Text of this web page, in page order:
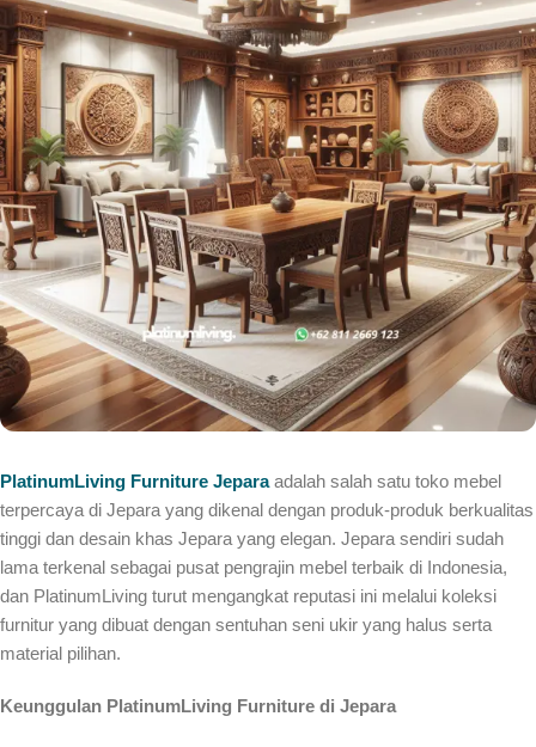
PlatinumLiving Furniture Jeparaadalah salah satu toko mebel
terpercaya di Jepara yang dikenal dengan produk-produk berkualitas
tinggi dan desain khas Jepara yang elegan. Jepara sendiri sudah
lama terkenal sebagai pusat pengrajin mebel terbaik di Indonesia,
dan PlatinumLiving turut mengangkat reputasi ini melalui koleksi
furnitur yang dibuat dengan sentuhan seni ukir yang halus serta
material pilihan.
Keunggulan PlatinumLiving Furniture di Jepara